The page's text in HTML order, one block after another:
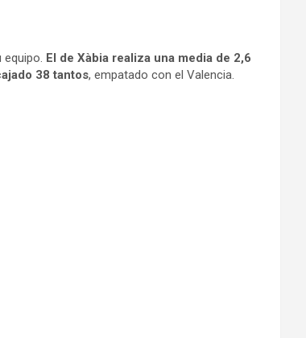
equipo. El de Xàbia realiza una media de 2,6
38 tantos, empatado con el Valencia.